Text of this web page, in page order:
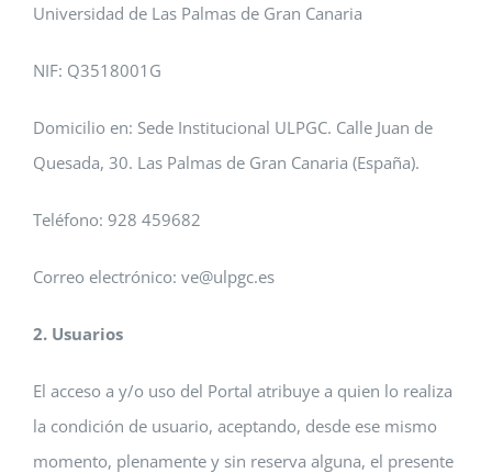
Universidad de Las Palmas de Gran Canaria
NIF: Q3518001G
Domicilio en: Sede Institucional ULPGC. Calle Juan de
Quesada, 30. Las Palmas de Gran Canaria (España).
Teléfono: 928 459682
Correo electrónico: ve@ulpgc.es
2. Usuarios
El acceso a y/o uso del Portal atribuye a quien lo realiza
la condición de usuario, aceptando, desde ese mismo
momento, plenamente y sin reserva alguna, el presente